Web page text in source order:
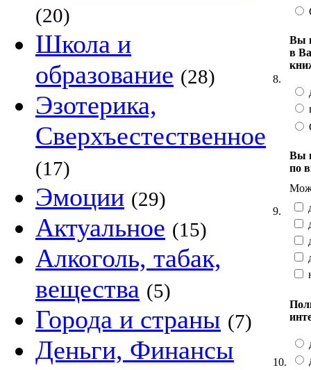
(20)
Школа и
образование (28)
Эзотерика,
Сверхъестественное
(17)
Эмоции (29)
Актуальное (15)
Алкоголь, табак,
вещества (5)
Города и страны (7)
Деньги, Финансы
8.
Вы
в
9.
Вы
по
10.